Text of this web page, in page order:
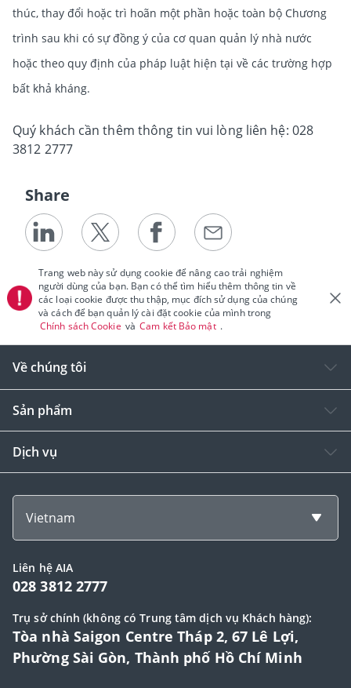
thúc, thay đổi hoặc trì hoãn một phần hoặc toàn bộ Chương
trình sau khi có sự đồng ý của cơ quan quản lý nhà nước
hoặc theo quy định của pháp luật hiện tại về các trường hợp
bất khả kháng.
Quý khách cần thêm thông tin vui lòng liên hệ: 028
3812 2777
Share
Trang web này sử dụng cookie để nâng cao trải nghiệm
người dùng của bạn. Bạn có thể tìm hiểu thêm thông tin về
các loại cookie được thu thập, mục đích sử dụng của chúng
và cách để bạn quản lý cài đặt cookie của mình trong
Chính sách Cookie và Cam kết Bảo mật .
Về chúng tôi
Sản phẩm
Dịch vụ
Vietnam
Liên hệ AIA
028 3812 2777
Trụ sở chính (không có Trung tâm dịch vụ Khách hàng):
Tòa nhà Saigon Centre Tháp 2, 67 Lê Lợi,
Phường Sài Gòn, Thành phố Hồ Chí Minh